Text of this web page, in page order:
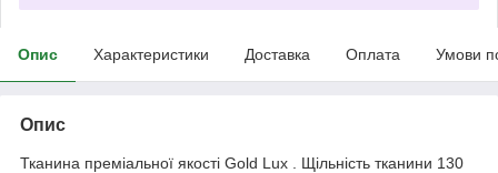
Опис Характеристики Доставка Оплата Умови
Опис
Тканина преміальної якості Gold Lux . Щільність тканини 130